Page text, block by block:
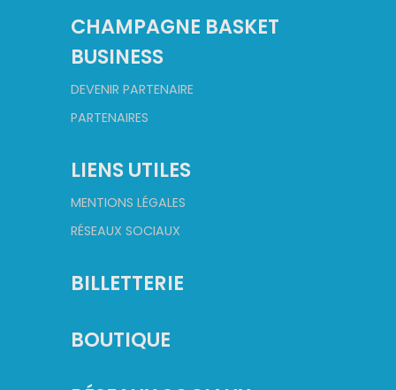
CHAMPAGNE BASKET
BUSINESS
DEVENIR PARTENAIRE
PARTENAIRES
LIENS UTILES
MENTIONS LÉGALES
RÉSEAUX SOCIAUX
BILLETTERIE
BOUTIQUE